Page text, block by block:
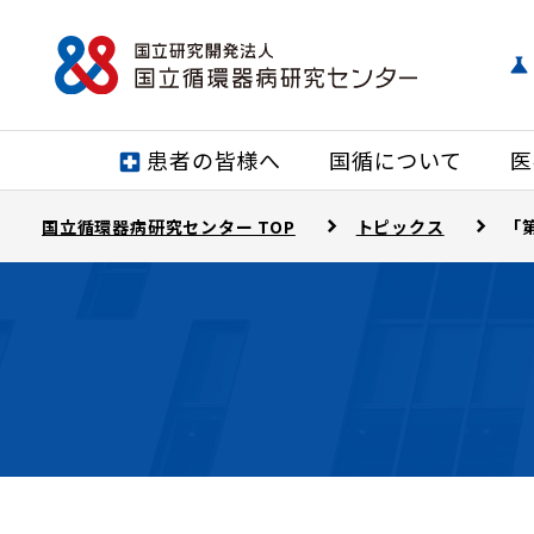
患者の皆様へ 国循について
国立循環器病研究センター TOP トピックス